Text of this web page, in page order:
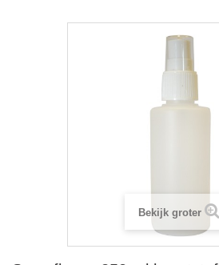
Bekijk groter